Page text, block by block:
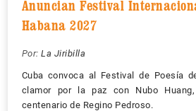
Anuncian Festival
Habana 2027
Por: La Jiribilla
Cuba convoca al Festival de Poesía
clamor por la paz con Nubo
centenario de Regino Pedroso.